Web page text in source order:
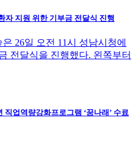
자 지원 위한 기부금 전달식 진행
26일 오전 11시 성남시청에
전달식을 진행했다. 왼쪽부터
업역량강화프로그램 ‘꿈나래’ 수료